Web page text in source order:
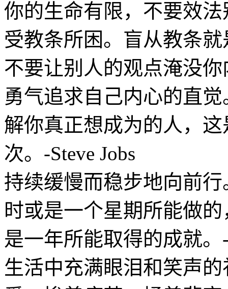
你的生命有限，不要效
受教条所困。盲从教条
不要让别人的观点淹没
勇气追求自己内心的直
解你真正想成为的人，
次。-Steve Jobs
持续缓慢而稳步地向前
时或是一个星期所能做
是一年所能取得的成就。
生活中充满眼泪和笑声